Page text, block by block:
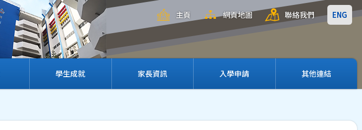
主頁 網頁地圖 聯絡我們 ENG
學生成就 家長資訊 入學申請 其他連結